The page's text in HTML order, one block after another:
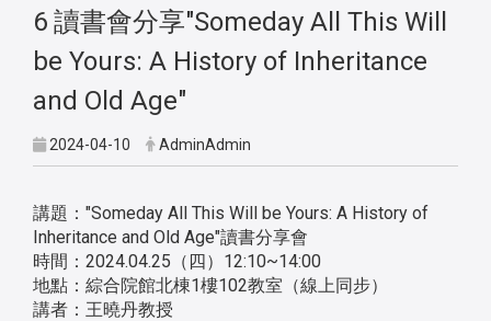
6 讀書會分享"Someday All This Will
be Yours: A History of Inheritance
and Old Age"
2024-04-10 AdminAdmin
講題： "Someday All This Will be Yours: A History of
Inheritance and Old Age"讀書分享會
時間：2024.04.25（四）12:10~14:00
地點：綜合院館北棟1樓102教室（線上同步）
講者：王曉丹教授